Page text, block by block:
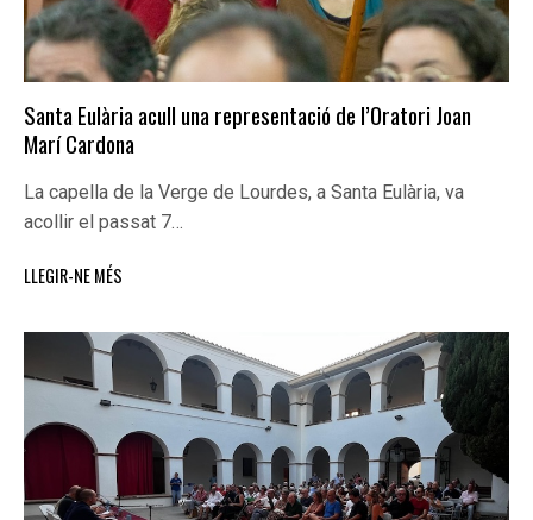
Santa Eulària acull una representació de l’Oratori Joan
Marí Cardona
La capella de la Verge de Lourdes, a Santa Eulària, va
acollir el passat 7…
LLEGIR-NE MÉS